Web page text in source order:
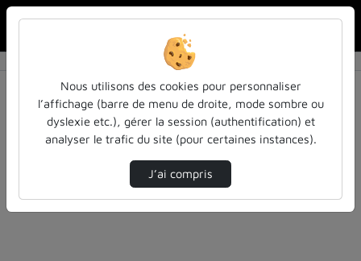
Résultats de la recherche
Filtres actifs (cliquer pour en retirer) :
colloques-et-conferences
Allemand espace
Nous utilisons des cookies pour personnaliser
l’affichage (barre de menu de droite, mode sombre ou
dyslexie etc.), gérer la session (authentification) et
analyser le trafic du site (pour certaines instances).
J’ai compris